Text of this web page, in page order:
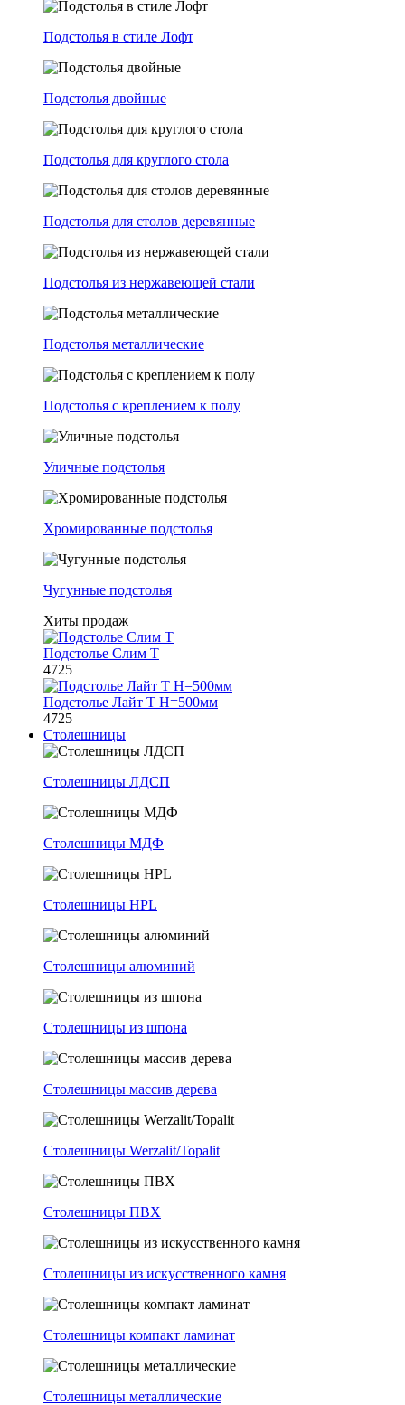
Подстолья в стиле Лофт
Подстолья двойные
Подстолья для круглого стола
Подстолья для столов деревянные
Подстолья из нержавеющей стали
Подстолья металлические
Подстолья с креплением к полу
Уличные подстолья
Хромированные подстолья
Чугунные подстолья
Хиты продаж
Подстолье Слим Т
4725
Подстолье Лайт Т H=500мм
4725
Столешницы
Столешницы ЛДСП
Столешницы МДФ
Столешницы HPL
Столешницы алюминий
Столешницы из шпона
Столешницы массив дерева
Столешницы Werzalit/Topalit
Столешницы ПВХ
Столешницы из искусственного камня
Столешницы компакт ламинат
Столешницы металлические